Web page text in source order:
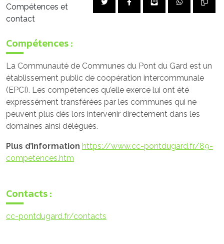
Compétences et
contact
Compétences :
La Communauté de Communes du Pont du Gard est un
établissement public de coopération intercommunale
(EPCI). Les compétences qu’elle exerce lui ont été
expressément transférées par les communes qui ne
peuvent plus dès lors intervenir directement dans les
domaines ainsi délégués.
Plus d’information https://www.cc-pontdugard.fr/89-
competences.htm
Contacts :
cc-pontdugard.fr/contacts